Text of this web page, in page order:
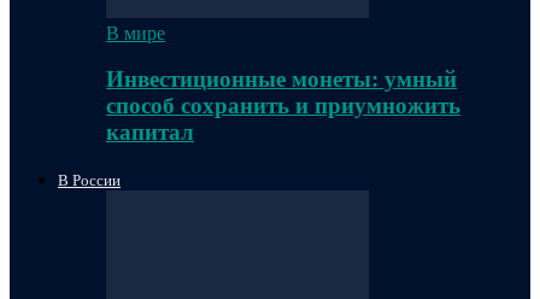
В мире
Инвестиционные монеты: умный
способ сохранить и приумножить
капитал
В России